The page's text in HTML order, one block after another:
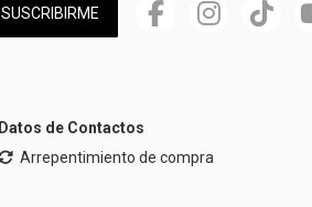
SUSCRIBIRME
Datos de Contactos
Arrepentimiento de compra